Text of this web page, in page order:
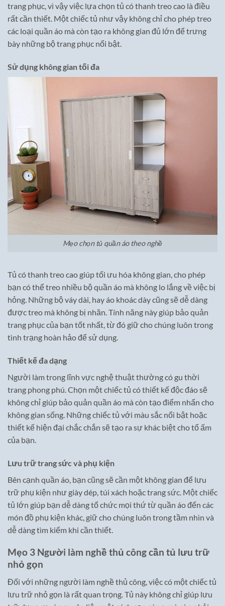
trang phục, vì vậy việc lựa chọn tủ có thanh treo cao là điều
rất cần thiết. Một chiếc tủ như vậy không chỉ cho phép treo
các loại quần áo mà còn tạo ra không gian đủ lớn để trưng
bày những bộ trang phục nổi bật.
Sử dụng không gian tối đa
Mẹo chọn tủ quần áo theo nghề
Tủ có thanh treo cao giúp tối ưu hóa không gian, cho phép
bạn có thể treo nhiều bộ quần áo mà không lo lắng về việc bị
hỏng. Những bộ váy dài, hay áo khoác dày cũng sẽ dễ dàng
được treo mà không bị nhăn. Tính năng này giúp bảo quản
trang phục của bạn tốt nhất, từ đó giữ cho chúng luôn trong
tình trạng hoàn hảo để sử dụng.
Thiết kế đa dạng
Người làm trong lĩnh vực nghệ thuật thường có gu thời
trang phong phú. Chọn một chiếc tủ có thiết kế độc đáo sẽ
không chỉ giúp bảo quản quần áo mà còn tạo điểm nhấn cho
không gian sống. Những chiếc tủ với màu sắc nổi bật hoặc
thiết kế hiện đại chắc chắn sẽ tạo ra sự khác biệt cho tổ ấm
của bạn.
Lưu trữ trang sức và phụ kiện
Bên cạnh quần áo, bạn cũng sẽ cần một không gian để lưu
trữ phụ kiện như giày dép, túi xách hoặc trang sức. Một chiếc
tủ lớn giúp bạn dễ dàng tổ chức mọi thứ từ quần áo đến các
món đồ phụ kiện khác, giữ cho chúng luôn trong tầm nhìn và
dễ dàng tìm kiếm khi cần thiết.
Mẹo 3 Người làm nghề thủ công cần tủ lưu trữ
nhỏ gọn
Đối với những người làm nghề thủ công, việc có một chiếc tủ
lưu trữ nhỏ gọn là rất quan trọng. Tủ này không chỉ giúp lưu